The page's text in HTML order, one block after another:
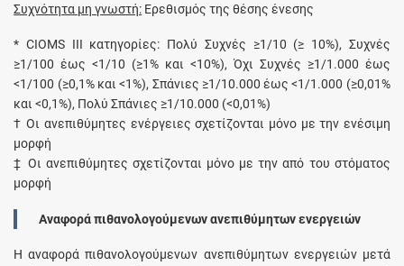
Συχνότητα μη γνωστή: Ερεθισμός της θέσης ένεσης
* CIOMS III κατηγορίες: Πολύ Συχνές ≥1/10 (≥ 10%), Συχνές
≥1/100 έως <1/10 (≥1% και <10%), Όχι Συχνές ≥1/1.000 έως
<1/100 (≥0,1% και <1%), Σπάνιες ≥1/10.000 έως <1/1.000 (≥0,01%
και <0,1%), Πολύ Σπάνιες ≥1/10.000 (<0,01%)
† Οι ανεπιθύμητες ενέργειες σχετίζονται μόνο με την ενέσιμη
μορφή
‡ Οι ανεπιθύμητες σχετίζονται μόνο με την από του στόματος
μορφή
Αναφορά πιθανολογούμενων ανεπιθύμητων ενεργειών
Η αναφορά πιθανολογούμενων ανεπιθύμητων ενεργειών μετά